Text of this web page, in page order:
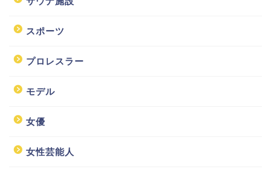
スポーツ
プロレスラー
モデル
女優
女性芸能人